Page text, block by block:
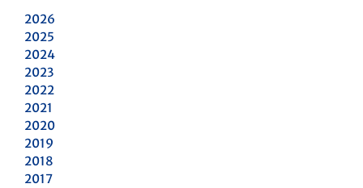
2026
2025
2024
2023
2022
2021
2020
2019
2018
2017